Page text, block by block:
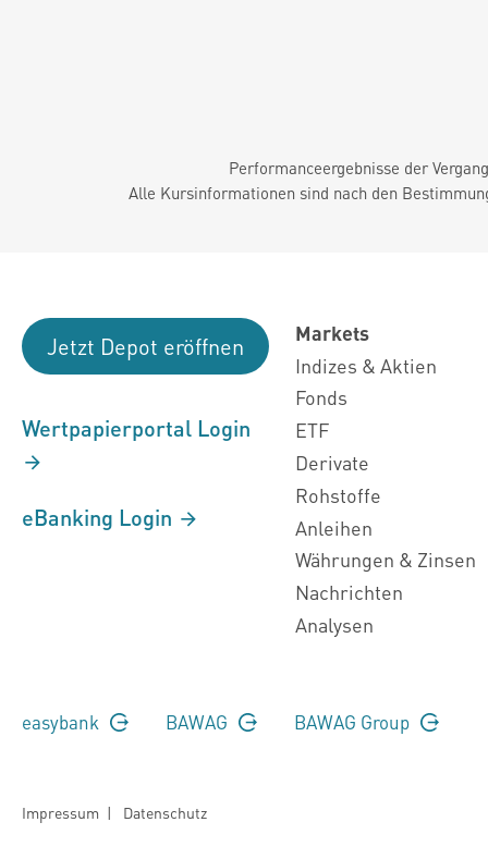
Performanceergebnisse der
Alle Kursinformationen sind nach den
Jetzt Depot eröffnen
Wertpapierportal Login
eBanking Login
Markets
Indizes & Aktien
Fonds
ETF
Derivate
Rohstoffe
Anleihen
Währungen & Zinsen
Nachrichten
Analysen
easybank BAWAG BAWAG Group
Impressum | Datenschutz